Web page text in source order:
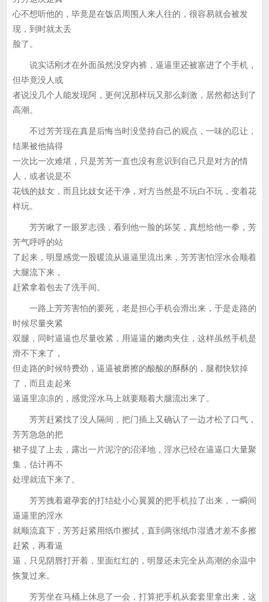
心不想听他的，毕竟是在饭店周围人来人往的，很容易就会被发
现，到时就太丢
脸了。
说实话刚才在外面虽然没穿内裤，逼逼里还被塞进了个手机，
但毕竟没人或
者说没几个人能发现阿，更何况那样玩又那么刺激，居然都达到了
高潮。
不过芳芳现在真是后悔当时没坚持自己的观点，一味的忍让，
结果被他搞得
一次比一次难堪，只是芳芳一直也没有意识到自己只是对方的情
人，或者说是不
花钱的妓女，而且比妓女还干净，对方当然是不玩白不玩，变着花
样玩。
芳芳瞅了一眼罗志强，看到他一脸的坏笑，真想给他一拳，芳
芳气呼呼的站
了起来，明显感觉一股暖流从逼逼里流出来，芳芳害怕淫水会顺着
大腿流下来，
赶紧拿着包去了洗手间。
一路上芳芳害怕的要死，老是担心手机会滑出来，于是走路的
时候尽量夹紧
双腿，同时逼逼也尽量收紧，用逼逼的嫩肉夹住，这样虽然手机是
滑不下来了，
但走路的时候特费劲，逼逼被磨擦的酸酸的酥酥的，腿都快软掉
了，而且走起来
逼逼里凉凉的，感觉淫水马上就要顺着大腿流出来了。
芳芳赶紧找了没人隔间，把门插上又确认了一边才松了口气，
芳芳急急的把
裙子提了上去，露出一片泥泞的沼泽地，淫水已经在逼逼口大量聚
集，估计再不
处理就流下来了。
芳芳拽着避孕套的打结处小心翼翼的把手机拉了出来，一瞬间
逼逼里的淫水
就顺流直下，芳芳赶紧用纸巾擦拭，直到两张纸巾湿透才差不多擦
赶紧，再看逼
逼，只见阴唇打开着，里面红红的，明显还未完全从高潮的余温中
恢复过来。
芳芳坐在马桶上休息了一会，打算把手机从套套里拿出来，这